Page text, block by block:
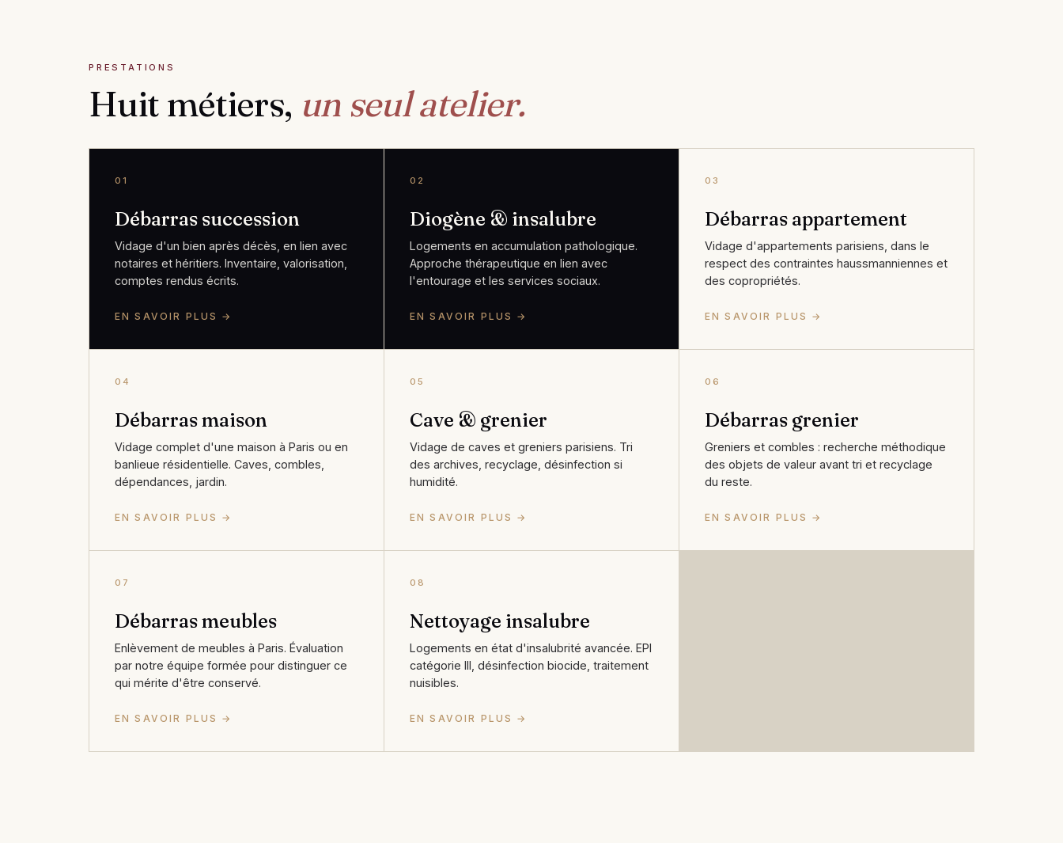
PRESTATIONS
Huit métiers, un seul atelier.
01
Débarras succession
Vidage d'un bien après décès, en lien avec
notaires et héritiers. Inventaire, valorisation,
comptes rendus écrits.
EN SAVOIR PLUS →
02
Diogène & insalubre
Logements en accumulation pathologique.
Approche thérapeutique en lien avec
l'entourage et les services sociaux.
EN SAVOIR PLUS →
03
Débarras appartement
Vidage d'appartements parisiens, dans le
respect des contraintes haussmanniennes et
des copropriétés.
EN SAVOIR PLUS →
04
Débarras maison
Vidage complet d'une maison à Paris ou en
banlieue résidentielle. Caves, combles,
dépendances, jardin.
EN SAVOIR PLUS →
05
Cave & grenier
Vidage de caves et greniers parisiens. Tri
des archives, recyclage, désinfection si
humidité.
EN SAVOIR PLUS →
06
Débarras grenier
Greniers et combles : recherche méthodique
des objets de valeur avant tri et recyclage
du reste.
EN SAVOIR PLUS →
07
Débarras meubles
Enlèvement de meubles à Paris. Évaluation
par notre équipe formée pour distinguer ce
qui mérite d'être conservé.
EN SAVOIR PLUS →
08
Nettoyage insalubre
Logements en état d'insalubrité avancée. EPI
catégorie III, désinfection biocide, traitement
nuisibles.
EN SAVOIR PLUS →